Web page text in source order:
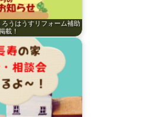
うはうすリフォーム補助
載！